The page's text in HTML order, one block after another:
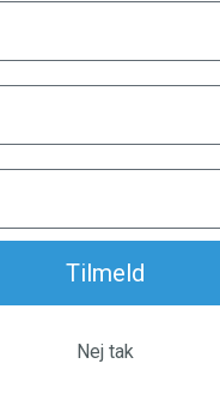
Classic. Alle rettigheder
Tilmeld
Nej tak